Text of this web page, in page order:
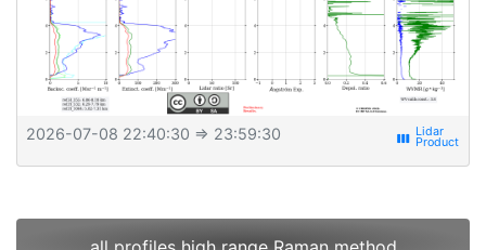
2026-07-08 22:40:30 ⇒ 23:59:30 view_week